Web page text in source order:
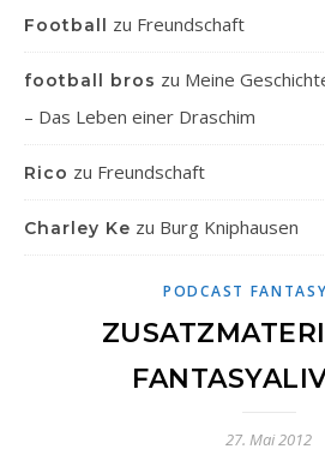
Football zu Freundschaft
football bros zu Meine
– Das Leben einer Draschim
Rico zu Freundschaft
Charley Ke zu Burg Kniphausen
PODCAST
27. Mai 2012